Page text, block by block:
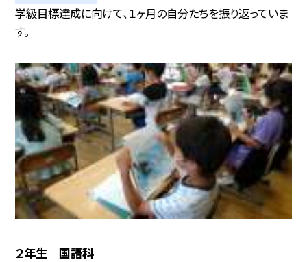
学級目標達成に向けて、１ヶ月の自分たちを振り返っていま
す。
２年生 国語科